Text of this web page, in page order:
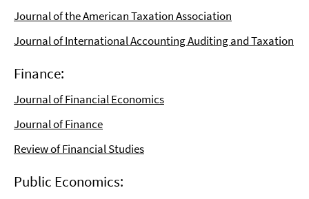
Journal of the American Taxation Association
Journal of International Accounting Auditing and Taxation
Finance:
Journal of Financial Economics
Journal of Finance
Review of Financial Studies
Public Economics: